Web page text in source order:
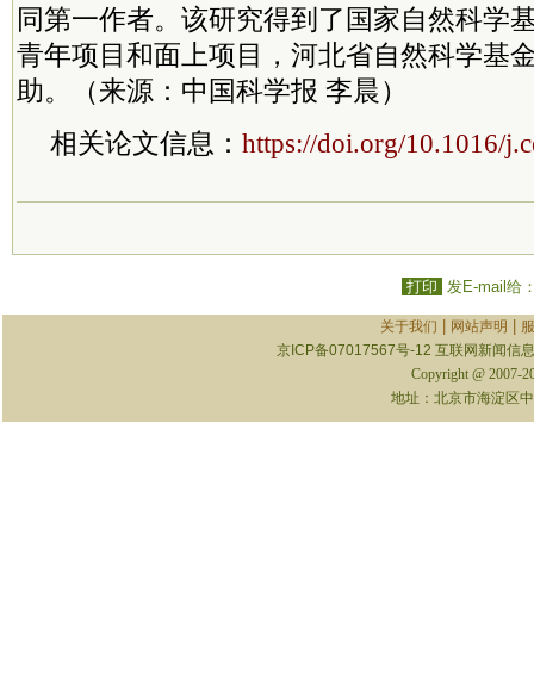
同第一作者。该研究得到了国家自然科学
青年项目和面上项目，河北省自然科学基
助。（来源：中国科学报 李晨）
相关论文信息： https://doi.org/10.1016/
打印 发E-mail给
关于我们 网站声明
京ICP备07017567号-12 互联网新闻信
Copyright @ 2007-
地址：北京市海淀区